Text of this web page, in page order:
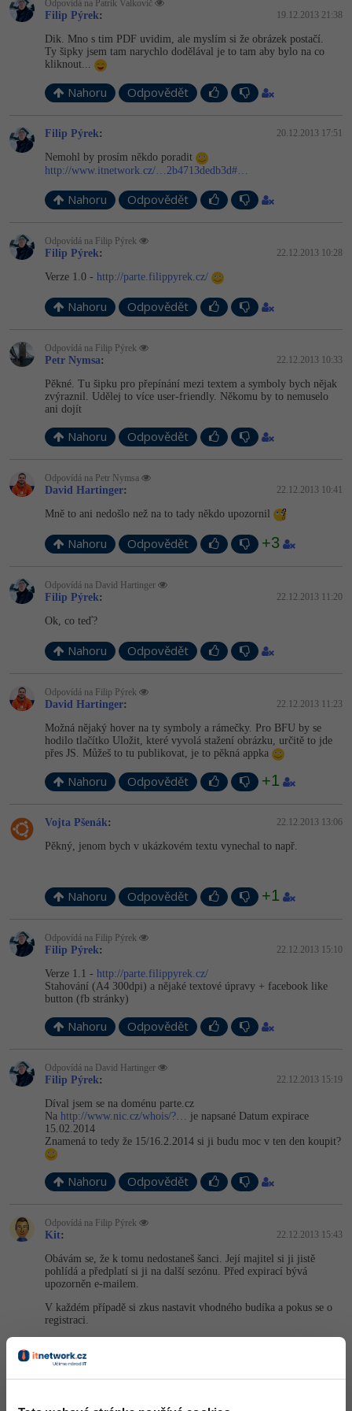
Windows
Linux
Sítě
Kybernetická bezpečnost
Elektronický podpis
Fórum
Odpovídá na Patrik Valkovič
Filip Pýrek: 19.12.2013 21:38
Dik. Mno s tim PDF uvidim, ale myslím si že obrázek postačí.
Ty šipky jsem tam narychlo dodělával je to tam aby bylo na co
kliknout...
Nahoru Odpovědět
Filip Pýrek: 20.12.2013 17:51
Nemohl by prosím někdo poradit
http://www.itnetwork.cz/…2b4713dedb3d#…
Nahoru Odpovědět
Odpovídá na Filip Pýrek
Filip Pýrek: 22.12.2013 10:28
Verze 1.0 - http://parte.filippyrek.cz/
Nahoru Odpovědět
Odpovídá na Filip Pýrek
Petr Nymsa: 22.12.2013 10:33
Pěkné. Tu šipku pro přepínání mezi textem a symboly bych nějak
zvýraznil. Udělej to více user-friendly. Někomu by to nemuselo
ani dojít
Nahoru Odpovědět
Odpovídá na Petr Nymsa
David Hartinger: 22.12.2013 10:41
Mně to ani nedošlo než na to tady někdo upozornil
Nahoru Odpovědět +3
Odpovídá na David Hartinger
Filip Pýrek: 22.12.2013 11:20
Ok, co teď?
Nahoru Odpovědět
Odpovídá na Filip Pýrek
David Hartinger: 22.12.2013 11:23
Možná nějaký hover na ty symboly a rámečky. Pro BFU by se
hodilo tlačítko Uložit, které vyvolá stažení obrázku, určitě to jde
přes JS. Můžeš to tu publikovat, je to pěkná appka
Nahoru Odpovědět +1
Vojta Pšenák: 22.12.2013 13:06
Pěkný, jenom bych v ukázkovém textu vynechal to např.
Nahoru Odpovědět +1
Odpovídá na Filip Pýrek
Filip Pýrek: 22.12.2013 15:10
Verze 1.1 - http://parte.filippyrek.cz/
Stahování (A4 300dpi) a nějaké textové úpravy + facebook like
button (fb stránky)
Nahoru Odpovědět
Odpovídá na David Hartinger
Filip Pýrek: 22.12.2013 15:19
Díval jsem se na doménu parte.cz
Na http://www.nic.cz/whois/?…
je napsané Datum expirace
15.02.2014
Znamená to tedy že 15/16.2.2014 si ji budu moc v ten den koupit?
Nahoru Odpovědět
Odpovídá na Filip Pýrek
Kit: 22.12.2013 15:43
Obávám se, že k tomu nedostaneš šanci. Její majitel si ji jistě
pohlídá a předplatí si ji na další sezónu. Před expirací bývá
upozorněn e-mailem.
V každém případě si zkus nastavit vhodného budíka a pokus se o
registraci.